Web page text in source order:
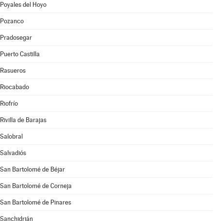
Poyales del Hoyo
Pozanco
Pradosegar
Puerto Castilla
Rasueros
Riocabado
Riofrío
Rivilla de Barajas
Salobral
Salvadiós
San Bartolomé de Béjar
San Bartolomé de Corneja
San Bartolomé de Pinares
Sanchidrián